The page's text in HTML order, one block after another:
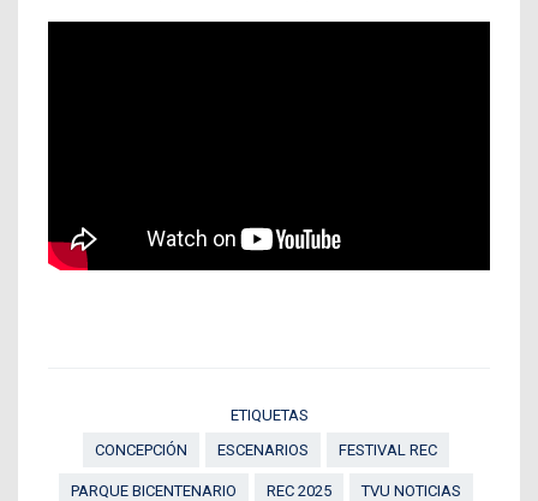
ETIQUETAS
CONCEPCIÓN
ESCENARIOS FESTIVAL REC
PARQUE BICENTENARIO REC 2025 TVU NOTICIAS